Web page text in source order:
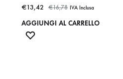
€13,42 €16,78 IVA Inclusa
AGGIUNGI AL CARRELLO